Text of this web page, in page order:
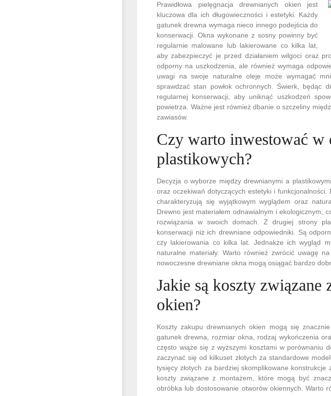
Prawidłowa pielęgnacja drewnianych okien jest
kluczowa dla ich długowieczności i estetyki. Każdy
gatunek drewna wymaga nieco innego podejścia do
konserwacji. Okna wykonane z sosny powinny być
regularnie malowane lub lakierowane co kilka lat,
aby zabezpieczyć je przed działaniem wilgoci oraz
odporny na uszkodzenia, ale również wymaga
uwagi na swoje naturalne oleje może wymagać
sprawdzać stan powłok ochronnych. Świerk, będąc
regularnej konserwacji, aby uniknąć uszkodzeń
powietrza. Ważne jest również dbanie o szczeliny
zawiasów.
Czy warto inwestować w
plastikowych?
Decyzja o wyborze między drewnianymi a
oraz oczekiwań dotyczących estetyki i
charakteryzują się wyjątkowym wyglądem oraz
Drewno jest materiałem odnawialnym i ekologicznym,
rozwiązania w swoich domach. Z drugiej strony
konserwacji niż ich drewniane odpowiedniki. Są
czy lakierowania co kilka lat. Jednakże ich wygląd
naturalne materiały. Warto również zwrócić uwagę
nowoczesne drewniane okna mogą osiągać bardzo
Jakie są koszty związane
okien?
Koszty zakupu drewnianych okien mogą się
gatunek drewna, rozmiar okna, rodzaj wykończenia
często wiąże się z wyższymi kosztami w porównaniu
zaczynać się od kilkuset złotych za standardowe
tysięcy złotych za bardziej skomplikowane
koszty związane z montażem, które mogą być
obróbka lub dostosowanie otworów okiennych. Warto